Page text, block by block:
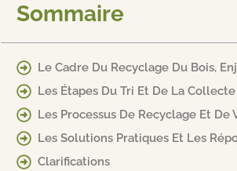
Sommaire
Le Cadre Du Recyclage Du Bois,
Les Étapes Du Tri Et De La
Les Processus De Recyclage Et De
Les Solutions Pratiques Et Les
Clarifications